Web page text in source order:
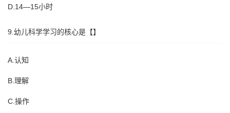
D.14—15小时
9.幼儿科学学习的核心是【】
A.认知
B.理解
C.操作